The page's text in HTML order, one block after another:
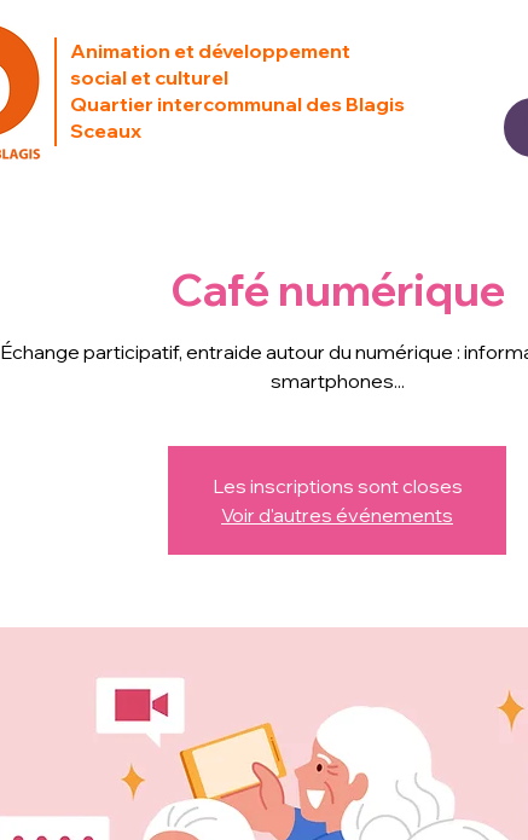
Animation et développement
social et culturel
Quartier intercommunal des Blagis
Sceaux
Café numérique
Échange participatif, entraide autour du numérique :
smartphones...
Les inscriptions sont closes
Voir d'autres événements